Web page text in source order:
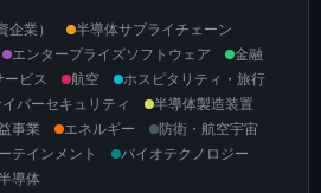
業）
半導体サプライチェーン
エンタープライズソフトウェア
金融
ービス 航空
ホスピタリティ・旅行
バーセキュリティ
半導体製造装置
事業 エネルギー
防衛・航空宇宙
テインメント
バイオテクノロジー
導体